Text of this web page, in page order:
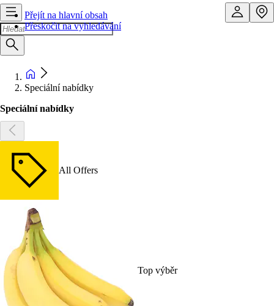
Přejít na hlavní obsah
Přeskočit na vyhledávání
Speciální nabídky
Speciální nabídky
All Offers
Top výběr